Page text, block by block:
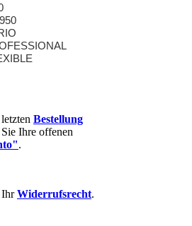
Bestellung
Ihre offenen
.
IhrWiderrufsrecht.